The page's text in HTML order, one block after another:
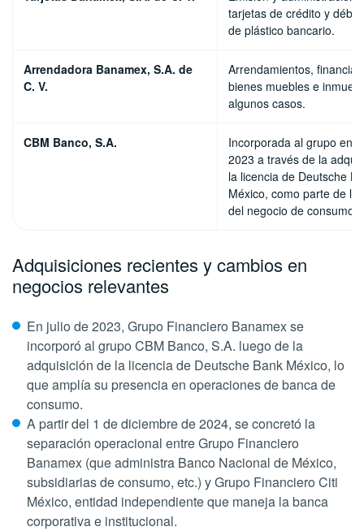
tarjetas de crédito y
de plástico bancario.
Arrendadora Banamex, S.A. de
C. V.
Arrendamientos,
bienes muebles e
algunos casos.
CBM Banco, S.A.
Incorporada al grupo en
2023 a través de la
la licencia de Deutsche
México, como parte de la
del negocio de consumo.
Adquisiciones recientes y cambios en
negocios relevantes
En julio de 2023, Grupo Financiero Banamex se
incorporó al grupo CBM Banco, S.A. luego de la
adquisición de la licencia de Deutsche Bank México, lo
que amplía su presencia en operaciones de banca de
consumo.
A partir del 1 de diciembre de 2024, se concretó la
separación operacional entre Grupo Financiero
Banamex (que administra Banco Nacional de México,
subsidiarias de consumo, etc.) y Grupo Financiero Citi
México, entidad independiente que maneja la banca
corporativa e institucional.